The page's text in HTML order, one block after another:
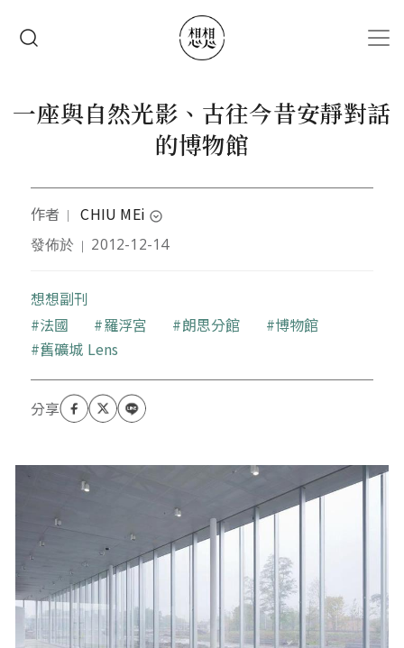
一座與自然光影、古往今昔安靜對話
的博物館
作者 ｜ CHIU MEi expand_circle_down
旅居法國，思念台灣，靈魂遊走的異鄉人。
曾任文教基金會的文宣秘書、策展人、也做過廣播電
台主持人、電影翻譯、文字記者。
熱愛攝影旅行，一不小心做了空服員幾年。
目前居住波堤葉，擔任法國教育部專案師資，商管大
學研究所的講師數年；
想望有一日，在異鄉回故鄉，開一家手作的甜點店，
繼續寫作，素樸過日子。
發佈於 ｜ 2012-12-14
想想副刊
關鍵字
法國 羅浮宮 朗思分館
博物館
舊礦城 Lens